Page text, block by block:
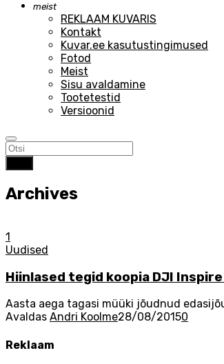
meist
REKLAAM KUVARIS
Kontakt
Kuvar.ee kasutustingimused
Fotod
Meist
Sisu avaldamine
Tootetestid
Versioonid
Archives
1
Uudised
Hiinlased tegid koopia DJI
Aasta aega tagasi müüki jõudnud
Avaldas Andri Koolme28/08/20150
Reklaam